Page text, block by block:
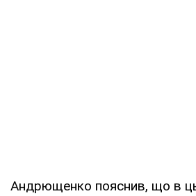
Андрющенко пояснив, що в